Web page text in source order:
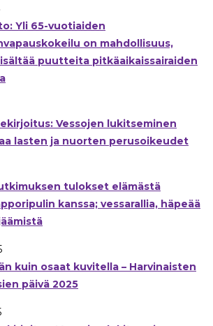
Yli 65-vuotiaiden
on mahdollisuus,
puutteita pitkäaikaissairaiden
Vessojen lukitseminen
lasten ja nuorten perusoikeudet
tulokset elämästä
kanssa; vessarallia, häpeää
kuin osaat kuvitella – Harvinaisten
päivä 2025